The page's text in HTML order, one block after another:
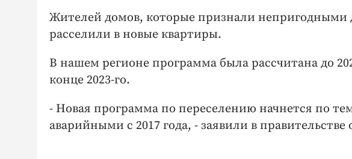
Жителей домов, которые признали непригодными
расселили в новые квартиры.
В нашем регионе программа была рассчитана до
конце 2023-го.
- Новая программа по переселению начнется по
аварийными с 2017 года, - заявили в правительстве